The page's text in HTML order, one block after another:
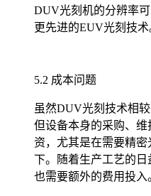
DUV光刻机的分辨率
更先进的EUV光刻技术
5.2 成本问题
虽然DUV光刻技术相
但设备本身的采购、
资，尤其是在需要精
下。随着生产工艺的
也需要额外的费用投入